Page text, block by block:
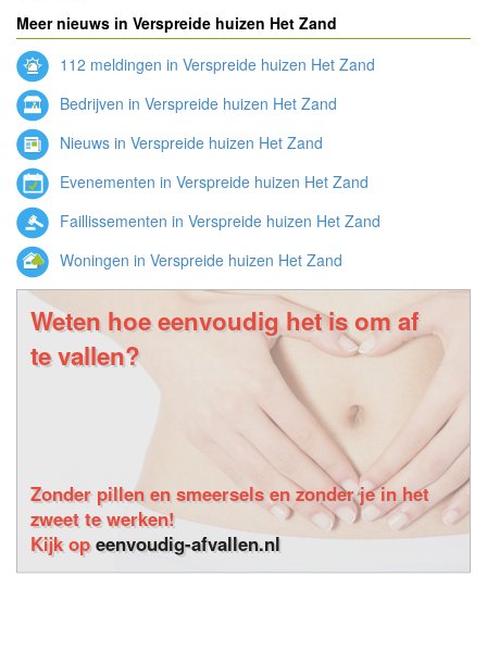
Meer nieuws in Verspreide huizen Het Zand
112 meldingen in Verspreide huizen Het Zand
Bedrijven in Verspreide huizen Het Zand
Nieuws in Verspreide huizen Het Zand
Evenementen in Verspreide huizen Het Zand
Faillissementen in Verspreide huizen Het Zand
Woningen in Verspreide huizen Het Zand
Weten hoe eenvoudig het is om af
te vallen?
Zonder pillen en smeersels en zonder je in het
zweet te werken!
Kijk opeenvoudig-afvallen.nl